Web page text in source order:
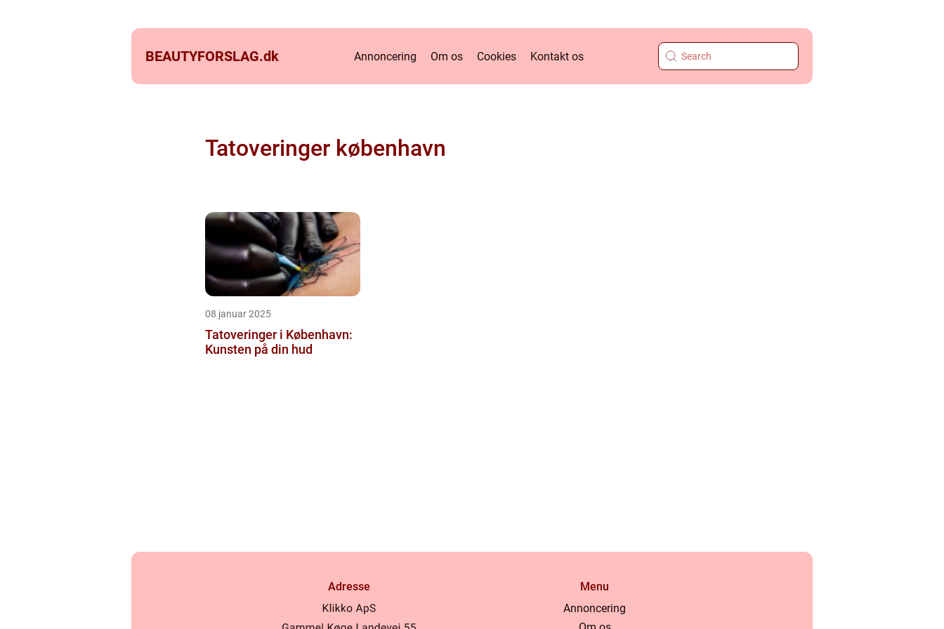
BEAUTYFORSLAG.dk Annoncering Om os Cookies Kontakt os
Tatoveringer københavn
08 januar 2025
Tatoveringer i København:
Kunsten på din hud
Adresse
Menu
Annoncering